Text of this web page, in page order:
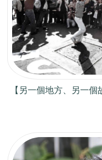
【另一個地方、另一